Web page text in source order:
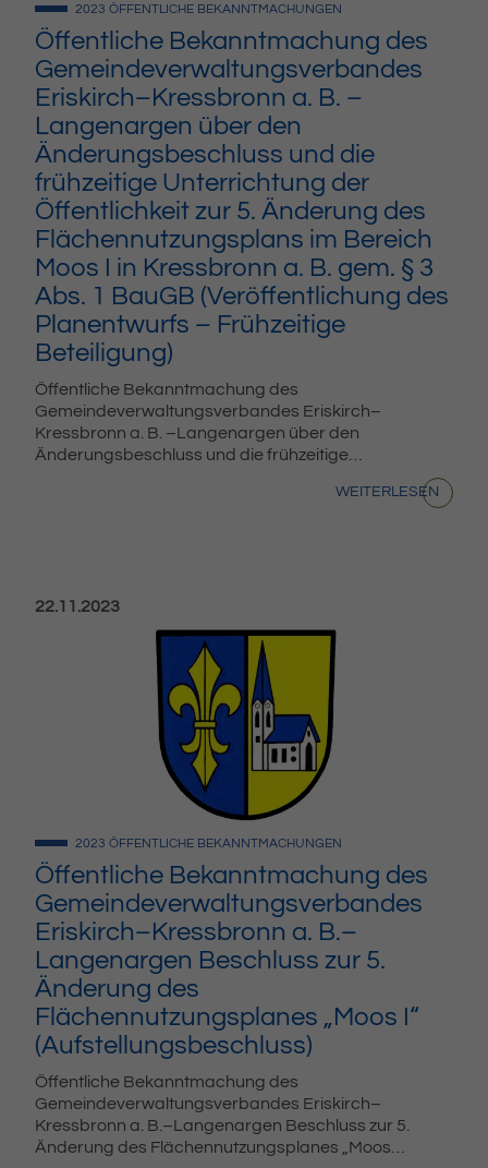
Öffentliche Bekanntmachung des
Gemeindeverwaltungsverbandes
Eriskirch–Kressbronn a. B. –
Langenargen über den
Änderungsbeschluss und die
frühzeitige Unterrichtung der
Öffentlichkeit zur 5. Änderung des
Flächennutzungsplans im Bereich
Moos I in Kressbronn a. B. gem. § 3
Abs. 1 BauGB (Veröffentlichung des
Planentwurfs – Frühzeitige
Beteiligung)
2023 ÖFFENTLICHE BEKANNTMACHUNGEN
Öffentliche Bekanntmachung des
Gemeindeverwaltungsverbandes Eriskirch–
Kressbronn a. B. –Langenargen über den
Änderungsbeschluss und die frühzeitige…
WEITERLESEN
Veröffentlicht am:
22.11.2023
Öffentliche Bekanntmachung des
Gemeindeverwaltungsverbandes
Eriskirch–Kressbronn a. B.–
Langenargen Beschluss zur 5.
Änderung des
Flächennutzungsplanes „Moos I“
(Aufstellungsbeschluss)
2023 ÖFFENTLICHE BEKANNTMACHUNGEN
Öffentliche Bekanntmachung des
Gemeindeverwaltungsverbandes Eriskirch–
Kressbronn a. B.–Langenargen Beschluss zur 5.
Änderung des Flächennutzungsplanes „Moos…